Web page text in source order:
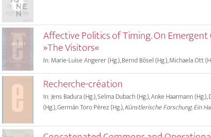
Affective Politics of Timing. On
»The Visitors«
In: Marie-Luise Angerer (Hg.), Bernd Bösel (Hg.), Michaela Ott
Recherche-création
In: Jens Badura (Hg.), Selma Dubach (Hg.), Anke Haarmann
(Hg.), Germán Toro Pérez (Hg.),Künstlerische Forschung. Ein